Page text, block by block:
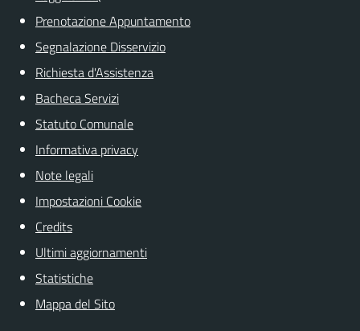
Prenotazione Appuntamento
Segnalazione Disservizio
Richiesta d'Assistenza
Bacheca Servizi
Statuto Comunale
Informativa privacy
Note legali
Impostazioni Cookie
Credits
Ultimi aggiornamenti
Statistiche
Mappa del Sito